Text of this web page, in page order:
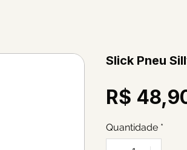
Slick Pneu
R$
Quantidade *